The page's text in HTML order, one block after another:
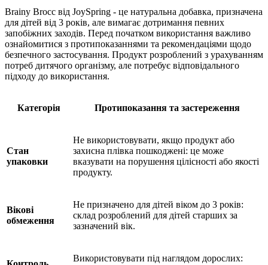
Brainy Brocc від JoySpring - це натуральна добавка, призначена
для дітей від 3 років, але вимагає дотримання певних
запобіжних заходів. Перед початком використання важливо
ознайомитися з протипоказаннями та рекомендаціями щодо
безпечного застосування. Продукт розроблений з урахуванням
потреб дитячого організму, але потребує відповідального
підходу до використання.
Категорія Протипоказання та застереження
Стан
упаковки
Не використовувати, якщо продукт або
захисна плівка пошкоджені: це може
вказувати на порушення цілісності або якості
продукту.
Вікові
обмеження
Не призначено для дітей віком до 3 років:
склад розроблений для дітей старших за
зазначений вік.
Використовувати під наглядом дорослих: